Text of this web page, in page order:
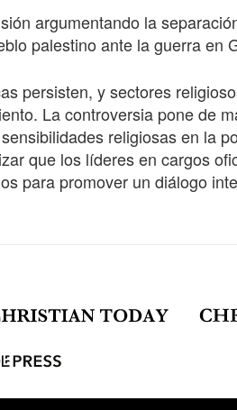
argumentando la
palestino ante la guerra en
persisten, y sectores
La controversia pone de
religiosas en la
que los líderes en cargos
para promover un diálogo